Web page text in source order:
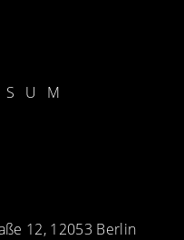
12, 12053 Berlin